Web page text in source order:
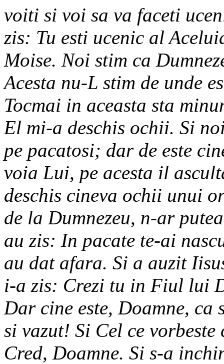
voiti si voi sa va faceti
zis: Tu esti ucenic al
Moise. Noi stim ca
Acesta nu-L stim de unde
Tocmai in aceasta sta
El mi-a deschis ochii. Si
pe pacatosi; dar de este
voia Lui, pe acesta il
deschis cineva ochii unui
de la Dumnezeu, n-ar
au zis: In pacate te-ai
au dat afara. Si a auzit
i-a zis: Crezi tu in Fiul lui
Dar cine este, Doamne,
si vazut! Si Cel ce
Cred, Doamne. Si s-a